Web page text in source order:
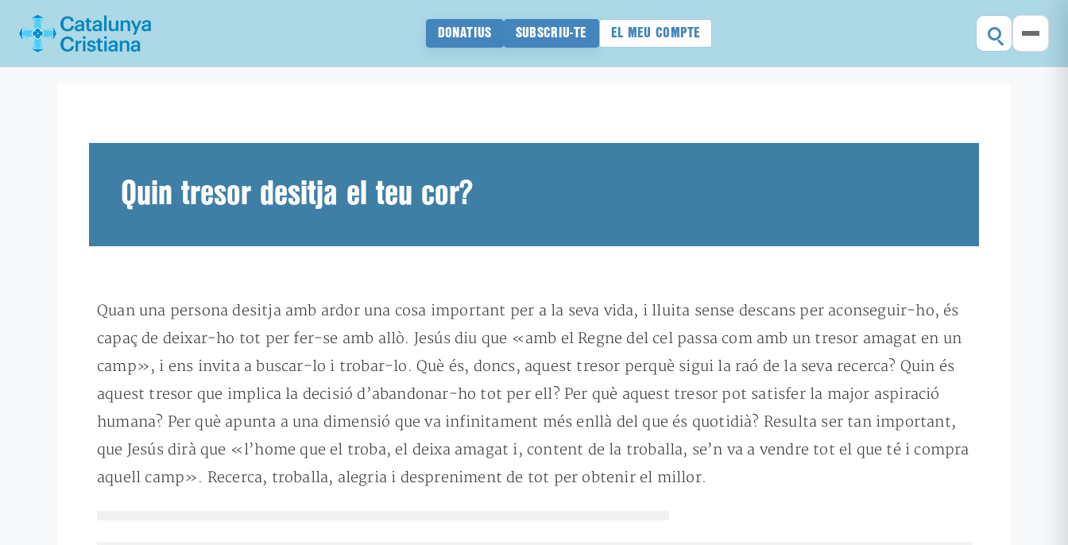
DONATIUS SUBSCRIU-TE EL MEU COMPTE
Quin tresor desitja el teu cor?
Quan una persona desitja amb ardor una cosa important per a la seva vida, i lluita sense descans per aconseguir-ho, és
capaç de deixar-ho tot per fer-se amb allò. Jesús diu que «amb el Regne del cel passa com amb un tresor amagat en un
camp», i ens invita a buscar-lo i trobar-lo. Què és, doncs, aquest tresor perquè sigui la raó de la seva recerca? Quin és
aquest tresor que implica la decisió d’abandonar-ho tot per ell? Per què aquest tresor pot satisfer la major aspiració
humana? Per què apunta a una dimensió que va infinitament més enllà del que és quotidià? Resulta ser tan important,
que Jesús dirà que «l’home que el troba, el deixa amagat i, content de la troballa, se’n va a vendre tot el que té i compra
aquell camp». Recerca, troballa, alegria i despreniment de tot per obtenir el millor.